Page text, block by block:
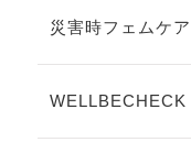
災害時フェムケア
WELLBECHECK